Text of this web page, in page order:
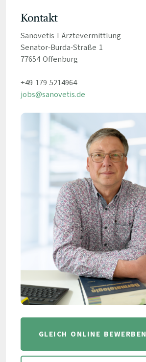
Kontakt
Sanovetis I Ärztevermittlung
Senator-Burda-Straße 1
77654 Offenburg
+49 179 5214964
jobs@sanovetis.de
GLEICH ONLINE BEWERBEN